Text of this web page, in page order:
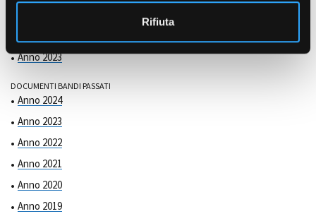
Rifiuta
Anno 2023
DOCUMENTI BANDI PASSATI
Anno 2024
Anno 2023
Anno 2022
Anno 2021
Anno 2020
Anno 2019